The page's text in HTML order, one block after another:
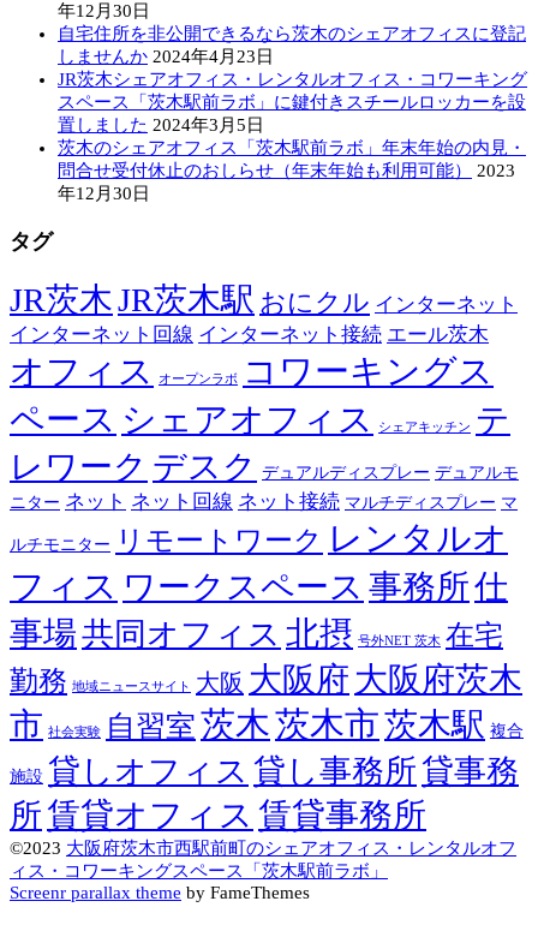
年12月30日
自宅住所を非公開できるなら茨木のシェアオフィスに登記
しませんか 2024年4月23日
JR茨木シェアオフィス・レンタルオフィス・コワーキング
スペース「茨木駅前ラボ」に鍵付きスチールロッカーを設
置しました 2024年3月5日
茨木のシェアオフィス「茨木駅前ラボ」年末年始の内見・
問合せ受付休止のおしらせ（年末年始も利用可能）
2023
年12月30日
タグ
JR茨木JR茨木駅 おにクル インターネット
インターネット回線 インターネット接続 エール茨木
オフィス オープンラボ
コワーキングス
ペース シェアオフィス シェアキッチン
テ
レワーク デスク デュアルディスプレー デュアルモ
ニター ネット ネット回線 ネット接続 マルチディスプレー マ
ルチモニター リモートワーク レンタルオ
フィス ワークスペース 事務所仕
事場共同オフィス 北摂 号外NET 茨木 在宅
勤務 地域ニュースサイト 大阪 大阪府 大阪府茨木
市 社会実験 自習室茨木茨木市茨木駅 複合
施設 貸しオフィス 貸し事務所貸事務
所賃貸オフィス 賃貸事務所
©2023 大阪府茨木市西駅前町のシェアオフィス・レンタルオフ
ィス・コワーキングスペース「茨木駅前ラボ」
Screenr parallax theme by FameThemes